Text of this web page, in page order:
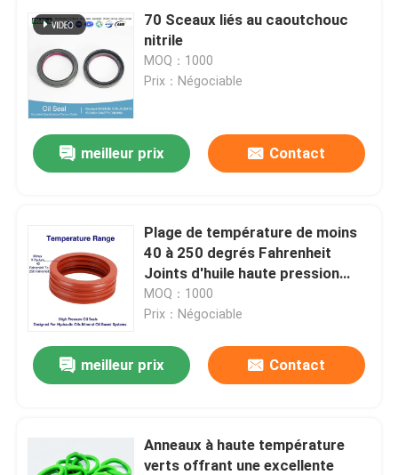
70 Sceaux liés au caoutchouc
nitrile
MOQ：1000
Prix：Négociable
meilleur prix Contact
Plage de température de moins
40 à 250 degrés Fahrenheit
Joints d'huile haute pression
conçus pour les huiles
hydrauliques Systèmes à base
MOQ：1000
Prix：Négociable
meilleur prix Contact
Anneaux à haute température
verts offrant une excellente